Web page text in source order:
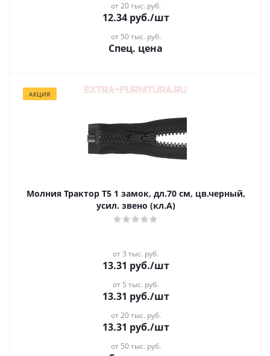
от 20 тыс. руб.
12.34руб./шт
от 50 тыс. руб.
Спец. цена
АКЦИЯ
Молния Трактор Т5 1 замок, дл.70 см, цв.черный,
усил. звено (кл.А)
от 3 тыс. руб.
13.31 руб./шт
от 5 тыс. руб.
13.31 руб./шт
от 20 тыс. руб.
13.31 руб./шт
от 50 тыс. руб.